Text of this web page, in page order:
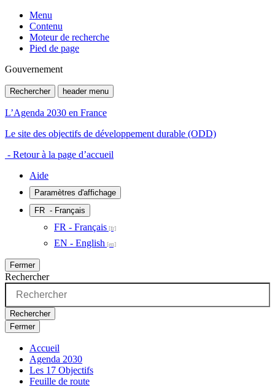
Menu
Contenu
Moteur de recherche
Pied de page
Gouvernement
Rechercher header menu
L’Agenda 2030 en France
Le site des objectifs de développement durable (ODD)
- Retour à la page d’accueil
Aide
Paramètres d'affichage
FR - Français
FR - Français
EN - English
Fermer
Rechercher
Rechercher
Fermer
Accueil
Agenda 2030
Les 17 Objectifs
Feuille de route